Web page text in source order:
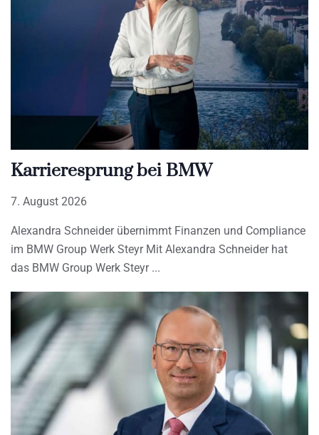
Karrieresprung bei BMW
7. August 2026
Alexandra Schneider übernimmt Finanzen und Compliance
im BMW Group Werk Steyr Mit Alexandra Schneider hat
das BMW Group Werk Steyr